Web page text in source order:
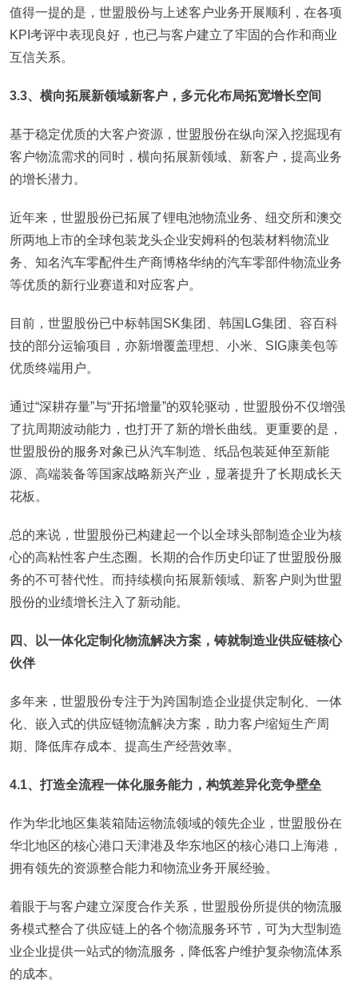
值得一提的是，世盟股份与上述客户业务开展顺利，在各项
KPI考评中表现良好，也已与客户建立了牢固的合作和商业
互信关系。
3.3、横向拓展新领域新客户，多元化布局拓宽增长空间
基于稳定优质的大客户资源，世盟股份在纵向深入挖掘现有
客户物流需求的同时，横向拓展新领域、新客户，提高业务
的增长潜力。
近年来，世盟股份已拓展了锂电池物流业务、纽交所和澳交
所两地上市的全球包装龙头企业安姆科的包装材料物流业
务、知名汽车零配件生产商博格华纳的汽车零部件物流业务
等优质的新行业赛道和对应客户。
目前，世盟股份已中标韩国SK集团、韩国LG集团、容百科
技的部分运输项目，亦新增覆盖理想、小米、SIG康美包等
优质终端用户。
通过“深耕存量”与“开拓增量”的双轮驱动，世盟股份不仅增强
了抗周期波动能力，也打开了新的增长曲线。更重要的是，
世盟股份的服务对象已从汽车制造、纸品包装延伸至新能
源、高端装备等国家战略新兴产业，显著提升了长期成长天
花板。
总的来说，世盟股份已构建起一个以全球头部制造企业为核
心的高粘性客户生态圈。长期的合作历史印证了世盟股份服
务的不可替代性。而持续横向拓展新领域、新客户则为世盟
股份的业绩增长注入了新动能。
四、以一体化定制化物流解决方案，铸就制造业供应链核心
伙伴
多年来，世盟股份专注于为跨国制造企业提供定制化、一体
化、嵌入式的供应链物流解决方案，助力客户缩短生产周
期、降低库存成本、提高生产经营效率。
4.1、打造全流程一体化服务能力，构筑差异化竞争壁垒
作为华北地区集装箱陆运物流领域的领先企业，世盟股份在
华北地区的核心港口天津港及华东地区的核心港口上海港，
拥有领先的资源整合能力和物流业务开展经验。
着眼于与客户建立深度合作关系，世盟股份所提供的物流服
务模式整合了供应链上的各个物流服务环节，可为大型制造
业企业提供一站式的物流服务，降低客户维护复杂物流体系
的成本。